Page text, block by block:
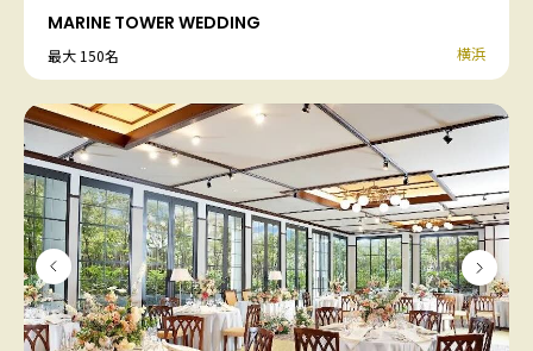
MARINE TOWER WEDDING
最大 150名 横浜